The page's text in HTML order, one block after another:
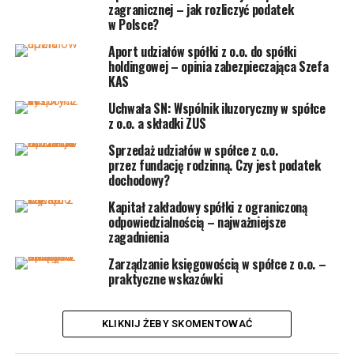
przychodów
Przychód ze sprzedaży udziałów w spółce z o.o. można
pomniejszyć o koszty uzyskania przychodu
te zależne są w istotnym zakresie od tego w jaki sposób
tj. czy za wkład pieniężny czy też niepieniężny(aport)
W przypadku udziałów w spółce z o.o., które zostały
nabyte lub objęte za środki pieniężne kosztem uzyskania
przychodów będą wydatki na objęcie lub nabycie tych
udziałów w spółce z o.o. (art. 23 ust. 1 pkt. 38) Ustawy
Natomiast jeśli udziały w spółce z o.o. zostały objęte
uzyskania przychodu określa art. 22 ust. 1f Ustawy o PIT.
Koszt ten będzie się kształtował odmiennie zależnie
zagranicznej – jak rozliczyć podatek
w Polsce?
Aport udziałów spółki z o.o. do spółki
holdingowej – opinia zabezpieczająca Szefa
KAS
Uchwała SN: Wspólnik iluzoryczny w spółce
z o.o. a składki ZUS
Sprzedaż udziałów w spółce z o.o.
przez fundację rodzinną. Czy jest podatek
dochodowy?
Kapitał zakładowy spółki z ograniczoną
odpowiedzialnością – najważniejsze
zagadnienia
Zarządzanie księgowością w spółce z o.o. –
praktyczne wskazówki
KLIKNIJ ŻEBY SKOMENTOWAĆ